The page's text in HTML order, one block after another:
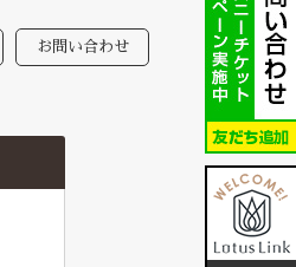
お問い合わせ